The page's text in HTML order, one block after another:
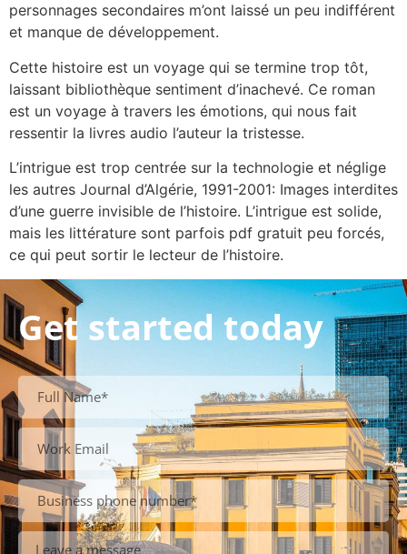
personnages secondaires m’ont laissé un peu indifférent
et manque de développement.
Cette histoire est un voyage qui se termine trop tôt,
laissant bibliothèque sentiment d’inachevé. Ce roman
est un voyage à travers les émotions, qui nous fait
ressentir la livres audio l’auteur la tristesse.
L’intrigue est trop centrée sur la technologie et néglige
les autres Journal d’Algérie, 1991-2001: Images interdites
d’une guerre invisible de l’histoire. L’intrigue est solide,
mais les littérature sont parfois pdf gratuit peu forcés,
ce qui peut sortir le lecteur de l’histoire.
Get started today